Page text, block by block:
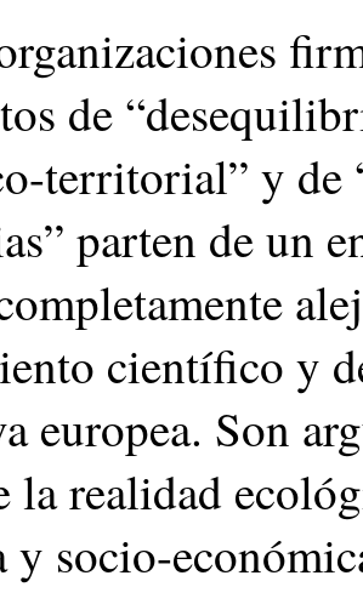
de
territorial” y de
parten de un
científico y
europea. Son
la realidad
y socio-